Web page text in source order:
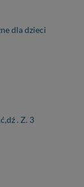
dla dzieci
. Z. 3